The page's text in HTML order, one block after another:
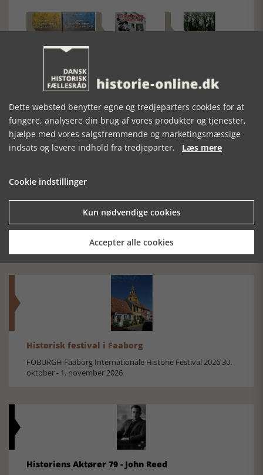
MILITÆRE
KAMPE I
AUGUST 1943
I GESTAPOS
FØRERSKAB
Den største samling af moselig i verden på Museum
Silkeborg Hovedgården
Historisk festival i Faaborg
FOBURGH Faaborg Internationale Historie Festival 2026 30.
oktober - 1. november 2026
Historiens Aktører 79 - John Reed
Dette websted benytter egne og tredjeparters cookies for at
fungere, analysere din brug af vores produkter og tjenester,
hjælpe med vores salgsfremmende og marketingsmæssige
indsats og levere indhold fra tredjeparter. Læs mere
Cookie indstillinger
Kun nødvendige cookies
Accepter alle cookies